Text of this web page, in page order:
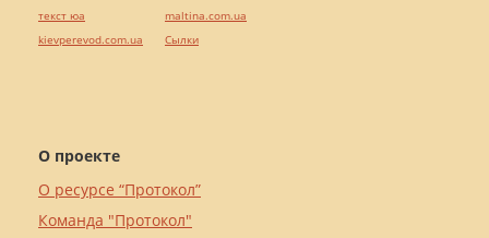
О проекте
О ресурсе “Протокол”
Команда "Протокол"
текст юа
kievperevod.com.ua
maltina.com.ua
Cылки